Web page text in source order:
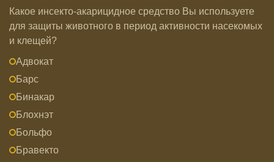
Какое инсекто-акарицидное средство Вы используете
для защиты животного в период активности насекомых
и клещей?
Адвокат
Барс
Бинакар
Блохнэт
Больфо
Бравекто